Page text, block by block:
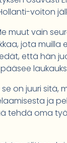
voiton
muut vain
jota muilla
että hän
on juuri sitä,
ja
tehdä oma